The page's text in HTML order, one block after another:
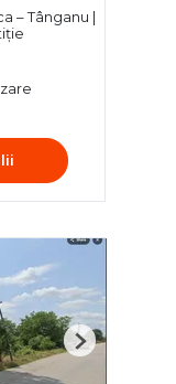
– Tânganu |
Next